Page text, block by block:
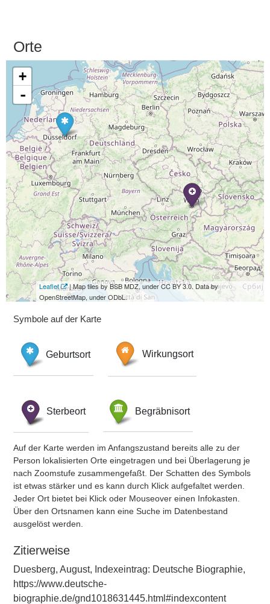
Orte
+
-
Leaflet
| Map tiles by BSB MDZ, under CC BY 3.0. Data by
OpenStreetMap, under ODbL.
Symbole auf der Karte
Geburtsort Wirkungsort
Sterbeort Begräbnisort
Auf der Karte werden im Anfangszustand bereits alle zu der
Person lokalisierten Orte eingetragen und bei Überlagerung je
nach Zoomstufe zusammengefaßt. Der Schatten des Symbols
ist etwas stärker und es kann durch Klick aufgefaltet werden.
Jeder Ort bietet bei Klick oder Mouseover einen Infokasten.
Über den Ortsnamen kann eine Suche im Datenbestand
ausgelöst werden.
Zitierweise
Duesberg, August, Indexeintrag: Deutsche Biographie,
https://www.deutsche-
biographie.de/gnd1018631445.html#indexcontent